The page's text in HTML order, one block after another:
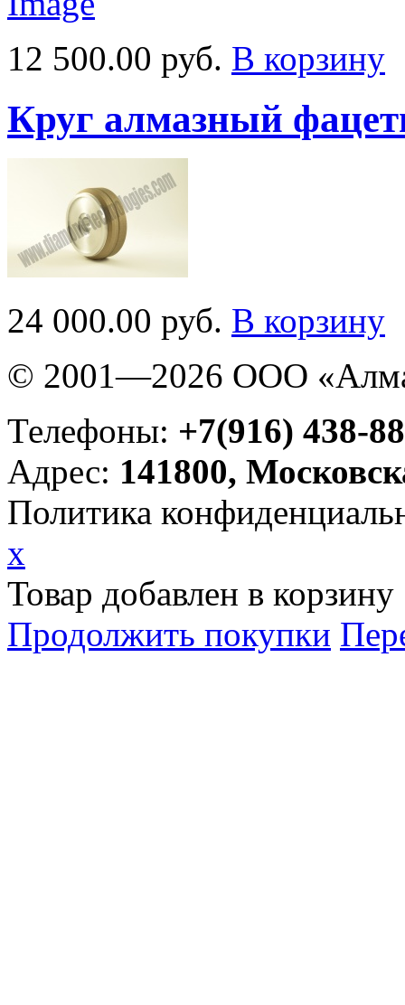
12 500.00 руб. В корзину
Круг алмазный
24 000.00 руб. В корзину
© 2001—2026 ООО
Телефоны: +7(916) 438-
Адрес: 141800,
Политика
x
Товар добавлен в корзину
Продолжить покупки